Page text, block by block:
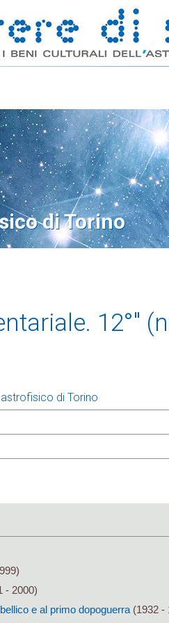
di Torino
12°"
di Torino
- 2000)
e al primo dopoguerra(1932 -